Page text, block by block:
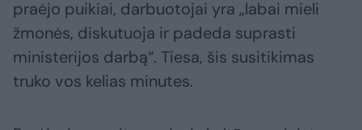
praėjo puikiai, darbuotojai yra „labai mieli
žmonės, diskutuoja ir padeda suprasti
ministerijos darbą“. Tiesa, šis susitikimas
truko vos kelias minutes.